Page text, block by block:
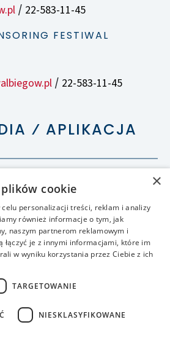
/ 22-583-11-45
FESTIWAL
/ 22-583-11-45
⁄ APLIKACJA
×
cookie
personalizacji treści, reklam i analizy
również informacje o tym, jak
naszym partnerom reklamowym i
łączyć je z innymi informacjami, które im
w wyniku korzystania przez Ciebie z ich
TARGETOWANIE
NIESKLASYFIKOWANE